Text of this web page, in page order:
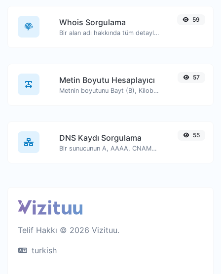
Whois Sorgulama
Bir alan adı hakkında tüm detayları edinin.
59
Metin Boyutu Hesaplayıcı
Metnin boyutunu Bayt (B), Kilobayt (KB) veya Megabayt (MB) cinsinden alın.
57
DNS Kaydı Sorgulama
Bir sunucunun A, AAAA, CNAME, MX, NS, TXT, SOA DNS kayıtlarını bulun.
55
Telif Hakkı © 2026 Vizituu.
turkish